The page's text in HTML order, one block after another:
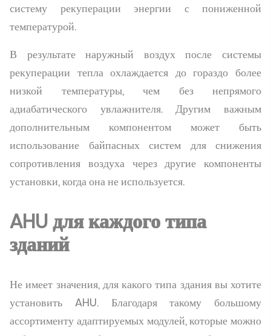
систему рекуперации энергии с пониженной
температурой.
В результате наружный воздух после системы
рекуперации тепла охлаждается до гораздо более
низкой температуры, чем без непрямого
адиабатического увлажнителя. Другим важным
дополнительным компонентом может быть
использование байпасных систем для снижения
сопротивления воздуха через другие компоненты
установки, когда она не используется.
AHU для каждого типа
зданий
Не имеет значения, для какого типа здания вы хотите
установить AHU. Благодаря такому большому
ассортименту адаптируемых модулей, которые можно